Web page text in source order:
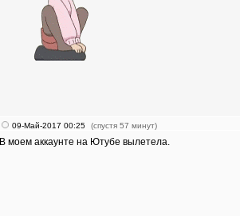
09-Май-2017 00:25 (спустя 57 минут)
В моем аккаунте на Ютубе вылетела.